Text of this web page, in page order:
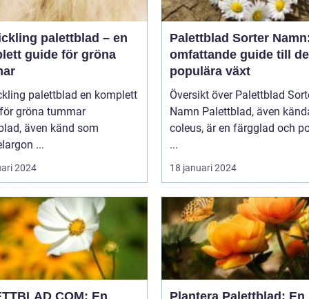
palettblad – en
guide för gröna
palettblad en komplett
gröna tummar
även känd som
...
2024
Palettblad Sorter
omfattande guide till
populära växt
Översikt över Palettblad
Namn Palettblad, även kända som
coleus, är en färgglad och
...
18 januari 2024
COM: En
Plantera Palettblad: En